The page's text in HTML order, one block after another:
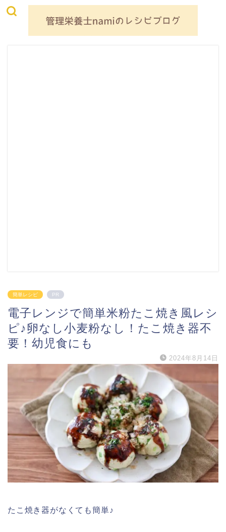
簡単レシピ PR
電子レンジで簡単米粉たこ焼き風レシ
ピ♪卵なし小麦粉なし！たこ焼き器不
要！幼児食にも
2024年8月14日
たこ焼き器がなくても簡単♪